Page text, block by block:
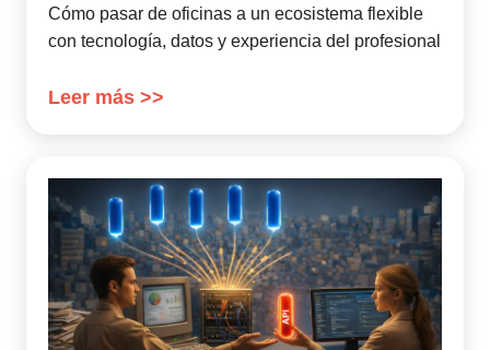
Cómo pasar de oficinas a un ecosistema flexible
con tecnología, datos y experiencia del profesional
Leer más >>